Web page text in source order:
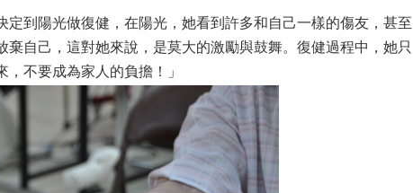
到陽光做復健，在陽光，她看到許多和自己一樣的傷友，甚至
自己，這對她來說，是莫大的激勵與鼓舞。復健過程中，她只
不要成為家人的負擔！」